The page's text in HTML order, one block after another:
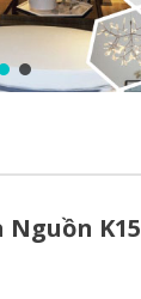
Nguồn K15